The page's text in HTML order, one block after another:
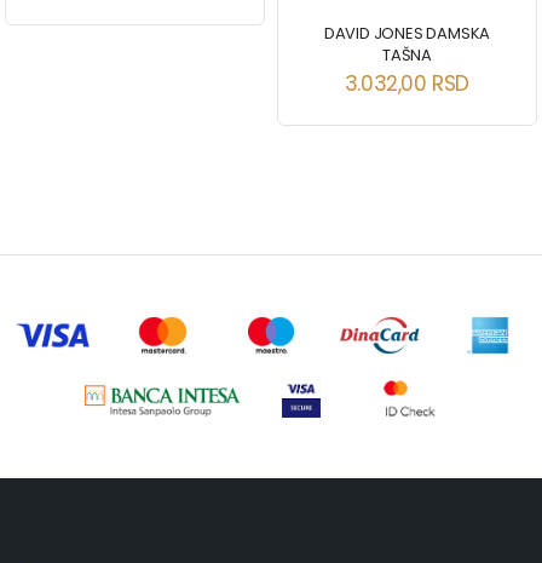
DAVID JONES DAMSKA
TAŠNA
3.032,00 RSD